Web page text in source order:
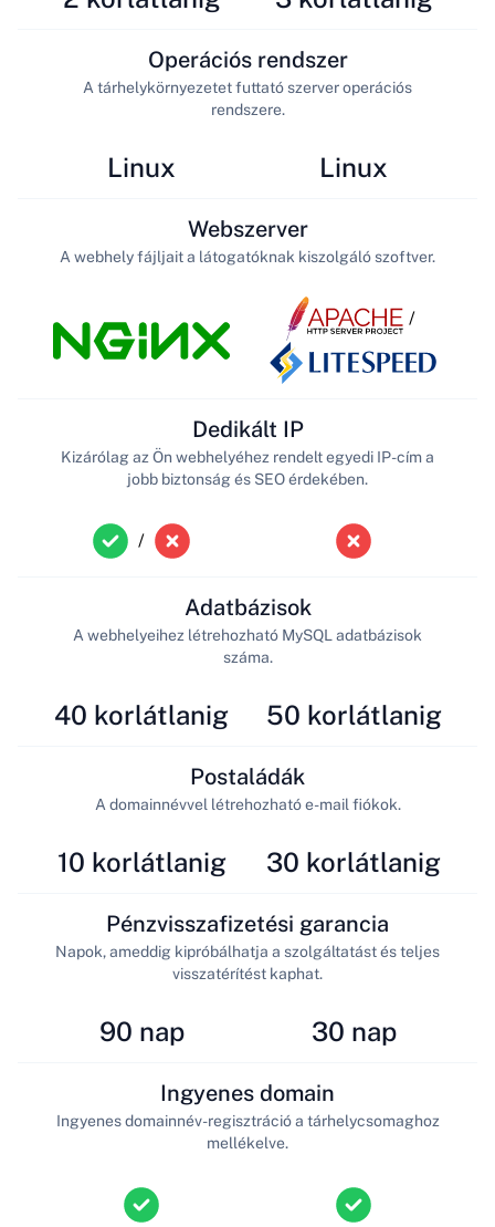
Linux
Operációs rendszer
A tárhelykörnyezetet futtató szerver operációs
rendszere.
Linux
Webszerver
A webhely fájljait a látogatóknak kiszolgáló szoftver.
/
/
Dedikált IP
Kizárólag az Ön webhelyéhez rendelt egyedi IP-cím a
jobb biztonság és SEO érdekében.
40 korlátlanig
Adatbázisok
A webhelyeihez létrehozható MySQL adatbázisok
száma.
50 korlátlanig
10 korlátlanig
Postaládák
A domainnévvel létrehozható e-mail fiókok.
30 korlátlanig
90 nap
Pénzvisszafizetési garancia
Napok, ameddig kipróbálhatja a szolgáltatást és teljes
visszatérítést kaphat.
30 nap
Ingyenes domain
Ingyenes domainnév-regisztráció a tárhelycsomaghoz
mellékelve.